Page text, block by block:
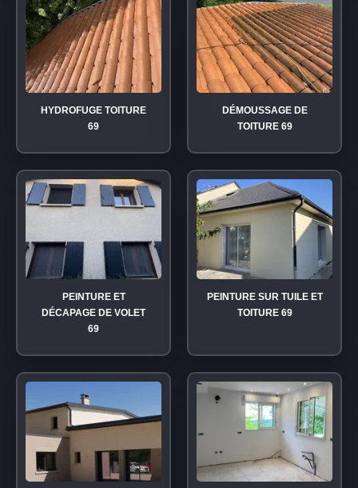
HYDROFUGE TOITURE
69
DÉMOUSSAGE DE
TOITURE 69
PEINTURE ET
DÉCAPAGE DE VOLET
69
PEINTURE SUR TUILE ET
TOITURE 69